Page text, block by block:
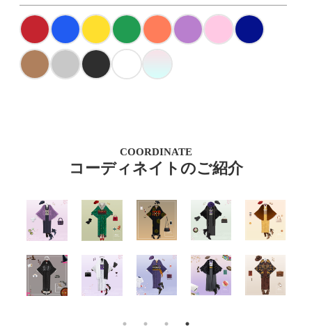
COORDINATE
コーディネイトのご紹介